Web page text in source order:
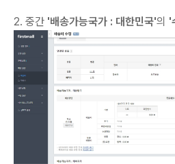
2. 중간 '배송가능국가 : 대한민국'의 '